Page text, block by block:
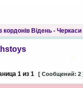
кордонів Відень - Черкаси
1из 1 [ Сообщений: 2